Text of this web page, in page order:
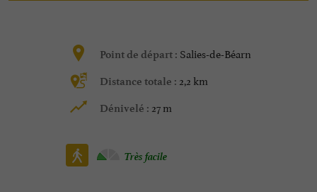
Point de départ : Salies-de-Béarn
Distance totale : 2,2 km
Dénivelé : 27 m
Très facile